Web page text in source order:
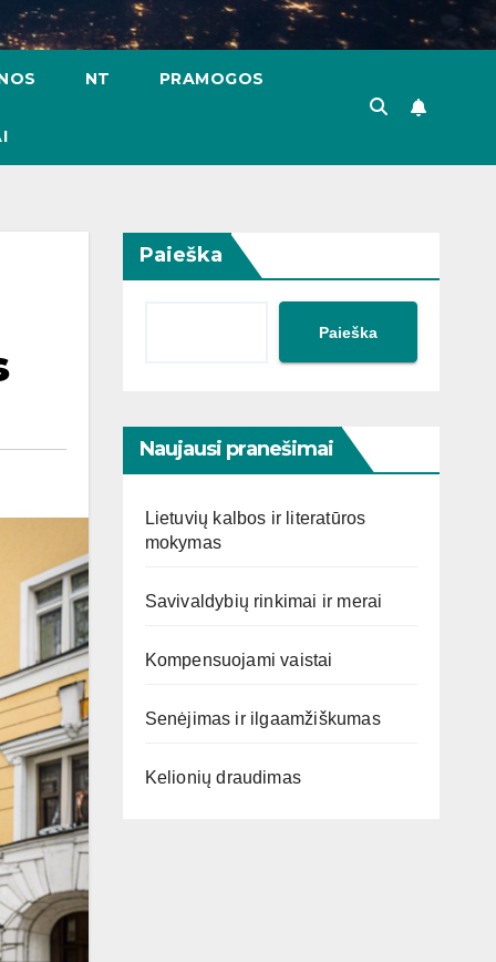
NT PRAMOGOS
Paieška
Paieška
Naujausi pranešimai
Lietuvių kalbos ir literatūros
mokymas
Savivaldybių rinkimai ir merai
Kompensuojami vaistai
Senėjimas ir ilgaamžiškumas
Kelionių draudimas